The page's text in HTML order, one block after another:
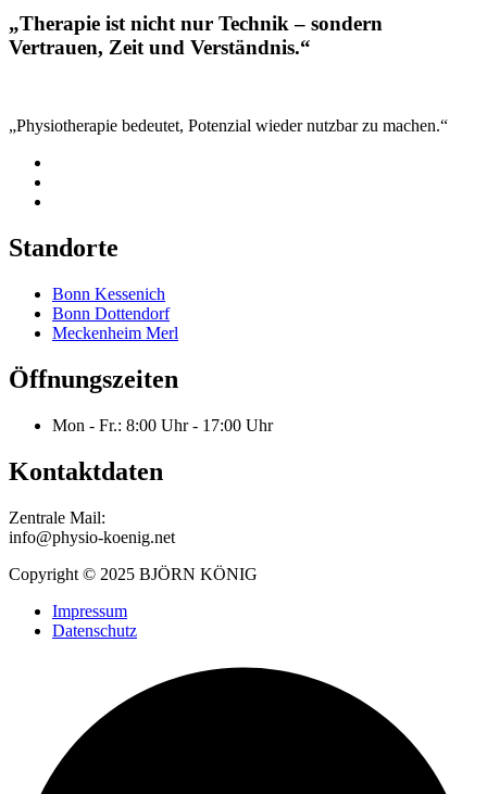
„Therapie ist nicht nur Technik – sondern
Vertrauen, Zeit und Verständnis.“
„Physiotherapie bedeutet, Potenzial wieder nutzbar zu machen.“
Standorte
Bonn Kessenich
Bonn Dottendorf
Meckenheim Merl
Öffnungszeiten
Mon - Fr.: 8:00 Uhr - 17:00 Uhr
Kontaktdaten
Zentrale Mail:
info@physio-koenig.net
Copyright © 2025 BJÖRN KÖNIG
Impressum
Datenschutz